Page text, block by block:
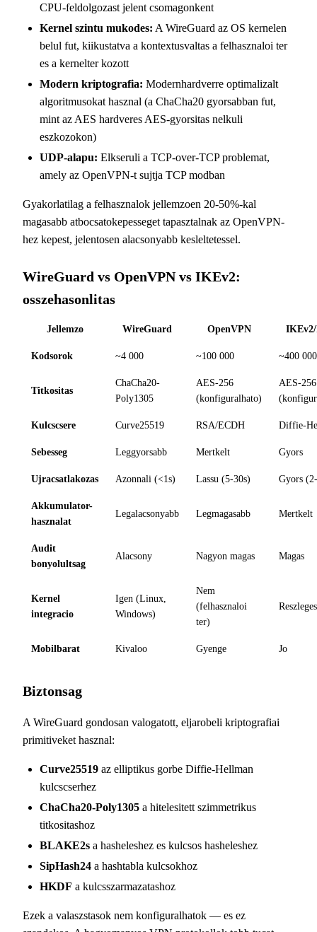
CPU-feldolgozast jelent csomagonkent
Kernel szintu mukodes: A WireGuard az OS kernelen
belul fut, kiikustatva a kontextusvaltas a felhasznaloi ter
es a kernelter kozott
Modern kriptografia: Modernhardverre optimalizalt
algoritmusokat hasznal (a ChaCha20 gyorsabban fut,
mint az AES hardveres AES-gyorsitas nelkuli
eszkozokon)
UDP-alapu: Elkseruli a TCP-over-TCP problemat,
amely az OpenVPN-t sujtja TCP modban
Gyakorlatilag a felhasznalok jellemzoen 20-50%-kal
magasabb atbocsatokepesseget tapasztalnak az OpenVPN-
hez kepest, jelentosen alacsonyabb kesleltetessel.
WireGuard vs OpenVPN vs IKEv2:
osszehasonlitas
Jellemzo WireGuard OpenVPN IKEv2/
Kodsorok ~4 000 ~100 000 ~400 000
Titkositas
ChaCha20-
Poly1305
AES-256
(konfiguralhato)
AES-256
Kulcscsere Curve25519 RSA/ECDH Diffie-
Sebesseg Leggyorsabb Mertkelt Gyors
Ujracsatlakozas Azonnali (<1s) Lassu (5-30s) Gyors
Akkumulator-
hasznalat
Legalacsonyabb Legmagasabb Mertkelt
Audit
bonyolultsag
Alacsony Nagyon magas Magas
Kernel
integracio
Igen (Linux,
Windows)
Nem
(felhasznaloi
ter)
Reszleges
Mobilbarat Kivaloo Gyenge Jo
Biztonsag
A WireGuard gondosan valogatott, eljarobeli kriptografiai
primitiveket hasznal:
Curve25519 az elliptikus gorbe Diffie-Hellman
kulcscserhez
ChaCha20-Poly1305 a hitelesitett szimmetrikus
titkositashoz
BLAKE2s a hasheleshez es kulcsos hasheleshez
SipHash24 a hashtabla kulcsokhoz
HKDF a kulcsszarmazatashoz
Ezek a valaszstasok nem konfiguralhatok — es ez